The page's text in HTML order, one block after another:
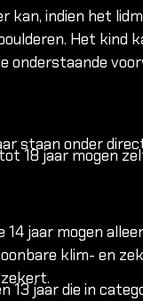
kan, indien het
Het kind
onderstaande
staan onder
18 jaar mogen
14 jaar mogen
klim- en
13 jaar die in